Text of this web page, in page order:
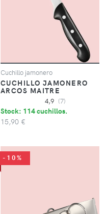
Cuchillo jamonero
CUCHILLO JAMONERO
ARCOS MAITRE
4,9 (7)
Stock: 114 cuchillos.
15,90 €
-10%